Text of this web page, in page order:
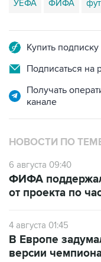
УЕФА ФИФА
Купить
Подписаться на
Получать
канале
НОВОСТИ ПО
6 августа 09:40
ФИФА
от проекта по
4 августа 01:45
В Европе
версии